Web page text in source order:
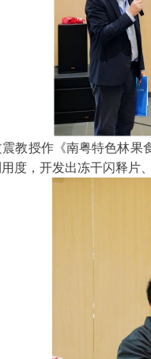
教授作《南粤特色林
度，开发出冻干闪释片